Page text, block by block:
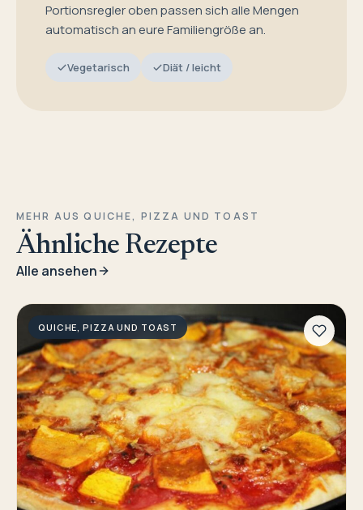
Portionsregler oben passen sich alle Mengen
automatisch an eure Familiengröße an.
Vegetarisch Diät / leicht
MEHR AUS QUICHE, PIZZA UND TOAST
Ähnliche Rezepte
Alle ansehen
QUICHE, PIZZA UND TOAST